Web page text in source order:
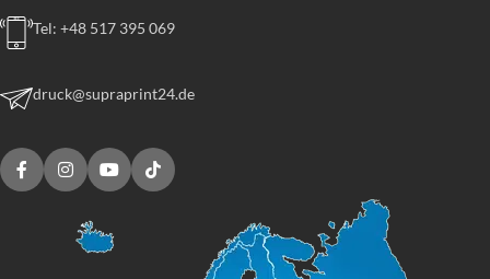
Tel: +48 517 395 069
druck@supraprint24.de